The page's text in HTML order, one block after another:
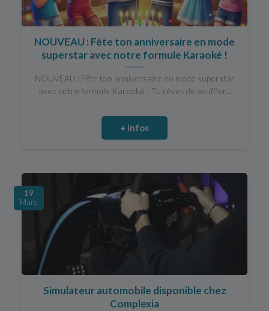
NOUVEAU : Fête ton anniversaire en mode
superstar avec notre formule Karaoké !
NOUVEAU : Fête ton anniversaire en mode superstar
avec notre formule Karaoké ! Tu rêves de souffler...
+ infos
19
Mars
Simulateur automobile disponible chez
Complexia